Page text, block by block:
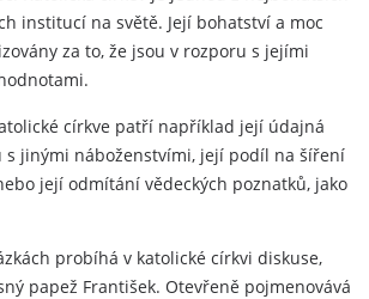
institucí na světě. Její bohatství a moc
za to, že jsou v rozporu s jejími
církve patří například její údajná
s jinými náboženstvími, její podíl na šíření
její odmítání vědeckých poznatků, jako
probíhá v katolické církvi diskuse,
papež František. Otevřeně pojmenovává